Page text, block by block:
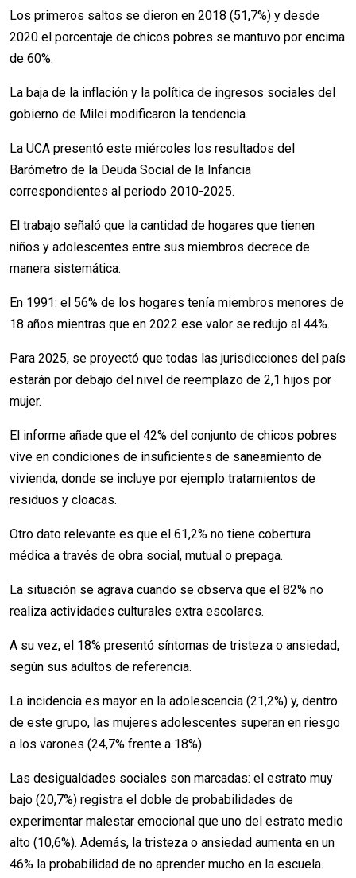
Los primeros saltos se dieron en 2018 (51,7%) y desde
2020 el porcentaje de chicos pobres se mantuvo por encima
de 60%.
La baja de la inflación y la política de ingresos sociales del
gobierno de Milei modificaron la tendencia.
La UCA presentó este miércoles los resultados del
Barómetro de la Deuda Social de la Infancia
correspondientes al periodo 2010-2025.
El trabajo señaló que la cantidad de hogares que tienen
niños y adolescentes entre sus miembros decrece de
manera sistemática.
En 1991: el 56% de los hogares tenía miembros menores de
18 años mientras que en 2022 ese valor se redujo al 44%.
Para 2025, se proyectó que todas las jurisdicciones del país
estarán por debajo del nivel de reemplazo de 2,1 hijos por
mujer.
El informe añade que el 42% del conjunto de chicos pobres
vive en condiciones de insuficientes de saneamiento de
vivienda, donde se incluye por ejemplo tratamientos de
residuos y cloacas.
Otro dato relevante es que el 61,2% no tiene cobertura
médica a través de obra social, mutual o prepaga.
La situación se agrava cuando se observa que el 82% no
realiza actividades culturales extra escolares.
A su vez, el 18% presentó síntomas de tristeza o ansiedad,
según sus adultos de referencia.
La incidencia es mayor en la adolescencia (21,2%) y, dentro
de este grupo, las mujeres adolescentes superan en riesgo
a los varones (24,7% frente a 18%).
Las desigualdades sociales son marcadas: el estrato muy
bajo (20,7%) registra el doble de probabilidades de
experimentar malestar emocional que uno del estrato medio
alto (10,6%). Además, la tristeza o ansiedad aumenta en un
46% la probabilidad de no aprender mucho en la escuela.